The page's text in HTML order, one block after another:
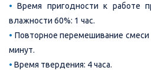
• Время пригодности к работе
влажности 60%: 1 час.
• Повторное перемешивание смеси
минут.
• Время твердения: 4 часа.